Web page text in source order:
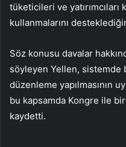
tüketicileri ve yatırımcıları
kullanmalarını
Söz konusu davalar
söyleyen Yellen, sistemde
düzenleme yapılmasının
bu kapsamda Kongre ile
kaydetti.